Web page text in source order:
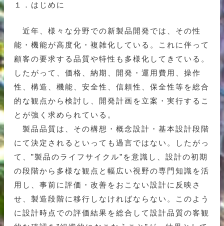
１．はじめに
近年、様々な分野での新製品開発では、その性
能・機能が高度化・複雑化している。これに伴って
顧客の要求する品質や特性も多様化してきている。
したがって、価格、納期、開発・運用費用、操作
性、構造、機能、安全性、信頼性、保全性等を総合
的な観点から検討し、開発計画を立案・実行するこ
とが強く求められている。
製品品質は、その構想・概念設計・基本設計段階
にて決定されるといっても過言ではない。したがっ
て、”製品のライフサイクル”を意識し、設計の初期
の段階から多様な観点と幅広い視野の専門知識を活
用し、事前に評価・改善をおこない設計に反映さ
せ、製造段階に移行しなければならない。このよう
に設計時点での評価結果を総合して設計品質の客観